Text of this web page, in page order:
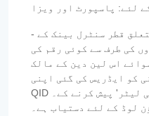
لئے: پاسپورٹ اور ویزا
- اجازت نامہ - ترسیلات زر سے متعلق قطر سنٹرل بینک کے
کی طرف سے کوئی رقم کی
اس لین دین کے مالک
کو ایڈریس کی گئی اپنی
QID کاپی کے ساتھ ایک 'اتھارٹی لیٹر' پیش کرنے کے۔
لوڈ کے لئے دستیاب ہے۔